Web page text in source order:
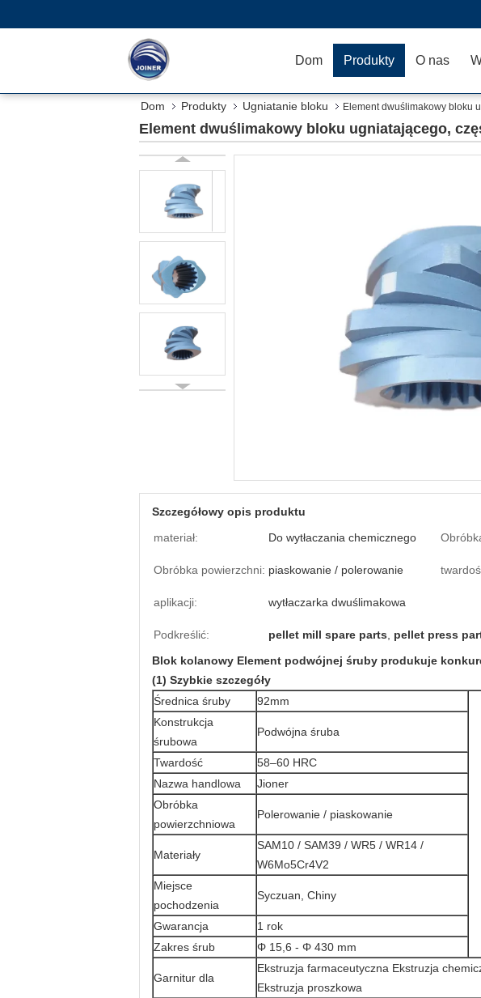
Dom Produkty O nas
Dom Produkty Ugniatanie bloku Element dwuślimakowy bloku
Element dwuślimakowy bloku ugniatającego,
Szczegółowy opis produktu
materiał:
Do wytłaczania chemicznego
Obróbka powierzchni: piaskowanie / polerowanie
aplikacji: wytłaczarka dwuślimakowa
Podkreślić: pellet mill spare parts
pellet press
Blok kolanowy Element podwójnej śruby produkuje
(1) Szybkie szczegóły
Średnica śruby
92mm
Konstrukcja
śrubowa
Podwójna śruba
Twardość
58–60 HRC
Nazwa handlowa
Jioner
Obróbka
powierzchniowa
Polerowanie / piaskowanie
Materiały
SAM10 / SAM39 / WR5 / WR14 /
W6Mo5Cr4V2
Miejsce
pochodzenia
Syczuan, Chiny
Gwarancja
1 rok
Zakres śrub
Φ 15,6 - Φ 430 mm
Garnitur dla
Ekstruzja farmaceutyczna Ekstruzja
Ekstruzja proszkowa